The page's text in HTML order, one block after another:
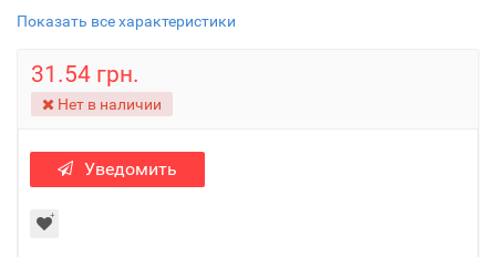
Показать все характеристики
31.54 грн.
Нет в наличии
Уведомить